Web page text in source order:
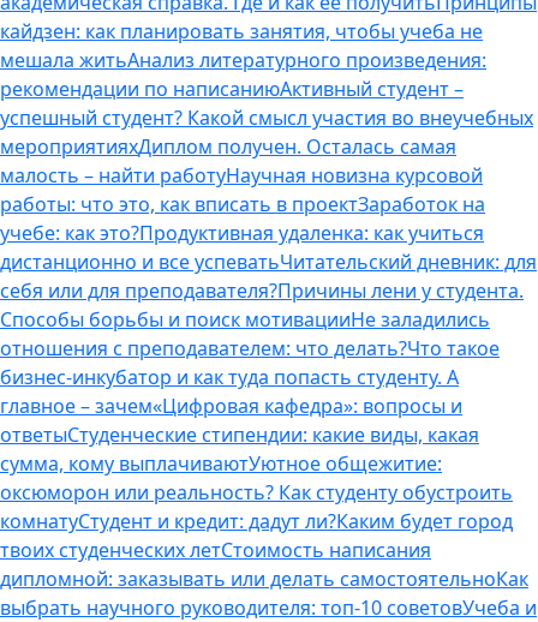
кайдзен: как планировать занятия, чтобы учеба не
мешала житьАнализ литературного произведения:
рекомендации по написаниюАктивный студент –
успешный студент? Какой смысл участия во внеучебных
мероприятияхДиплом получен. Осталась самая
малость – найти работуНаучная новизна курсовой
работы: что это, как вписать в проектЗаработок на
учебе: как это?Продуктивная удаленка: как учиться
дистанционно и все успеватьЧитательский дневник: для
себя или для преподавателя?Причины лени у студента.
Способы борьбы и поиск мотивацииНе заладились
отношения с преподавателем: что делать?Что такое
бизнес-инкубатор и как туда попасть студенту. А
главное – зачем«Цифровая кафедра»: вопросы и
ответыСтуденческие стипендии: какие виды, какая
сумма, кому выплачиваютУютное общежитие:
оксюморон или реальность? Как студенту обустроить
комнатуСтудент и кредит: дадут ли?Каким будет город
твоих студенческих летСтоимость написания
дипломной: заказывать или делать самостоятельноКак
выбрать научного руководителя: топ-10 советовУчеба и